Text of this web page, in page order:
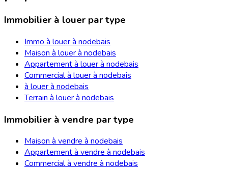
Immobilier à louer par type
Immo à louer à nodebais
Maison à louer à nodebais
Appartement à louer à nodebais
Commercial à louer à nodebais
à louer à nodebais
Terrain à louer à nodebais
Immobilier à vendre par type
Maison à vendre à nodebais
Appartement à vendre à nodebais
Commercial à vendre à nodebais